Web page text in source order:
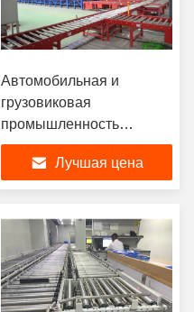
Автомобильная и
грузовиковая
промышленность
Интеллектуальные
производственные
процессы
Лучшая цена